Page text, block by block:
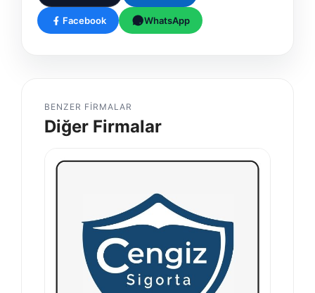
Facebook WhatsApp
BENZER FIRMALAR
Diğer Firmalar